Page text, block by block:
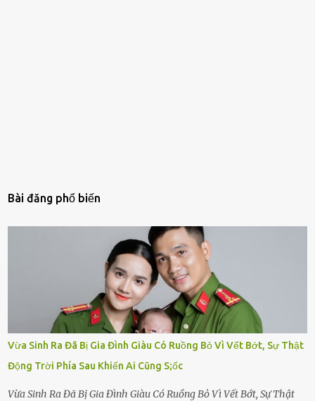
Bài đăng phổ biến
Vừa Sinh Ra Đã Bị Gia Đình Giàu Có Ruồng Bỏ Vì Vết Bớt, Sự Thật
Động Trời Phía Sau Khiến Ai Cũng S;ốc
Vừa Sinh Ra Đã Bị Gia Đình Giàu Có Ruồng Bỏ Vì Vết Bớt, Sự Thật